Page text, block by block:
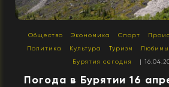
Общество Экономика Спорт
Политика
Культура Туризм
Бурятия сегодня
|
Погода в Бурятии 16